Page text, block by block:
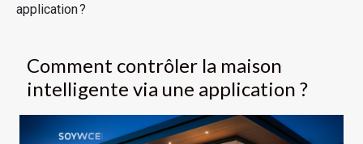
application ?
Comment contrôler la maison
intelligente via une application ?